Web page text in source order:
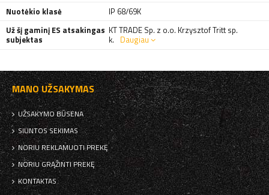
Nuotėkio klasė
IP 68/69K
Už šį gaminį ES atsakingas
subjektas
KT TRADE Sp. z o.o. Krzysztof Tritt sp.
k. Daugiau
MANO UŽSAKYMAS
UŽSAKYMO BŪSENA
SIUNTOS SEKIMAS
NORIU REKLAMUOTI PREKĘ
NORIU GRĄŽINTI PREKĘ
KONTAKTAS